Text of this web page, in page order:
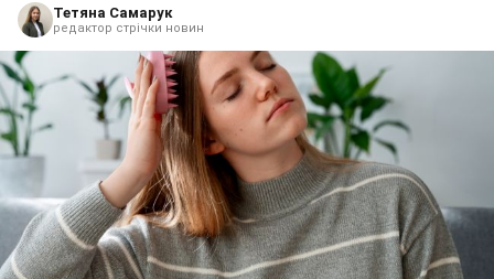
Тетяна Самарук
редактор стрічки новин